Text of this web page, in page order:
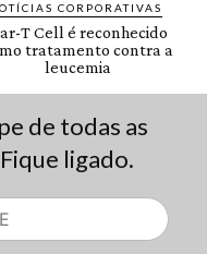
de todas as
ligado.